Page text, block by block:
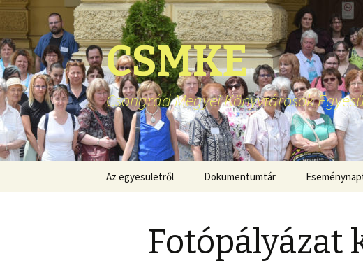
CSMKE
Csongrád Megyei Könyvtárosok
Az egyesületről Dokumentumtár
Fotópályázat